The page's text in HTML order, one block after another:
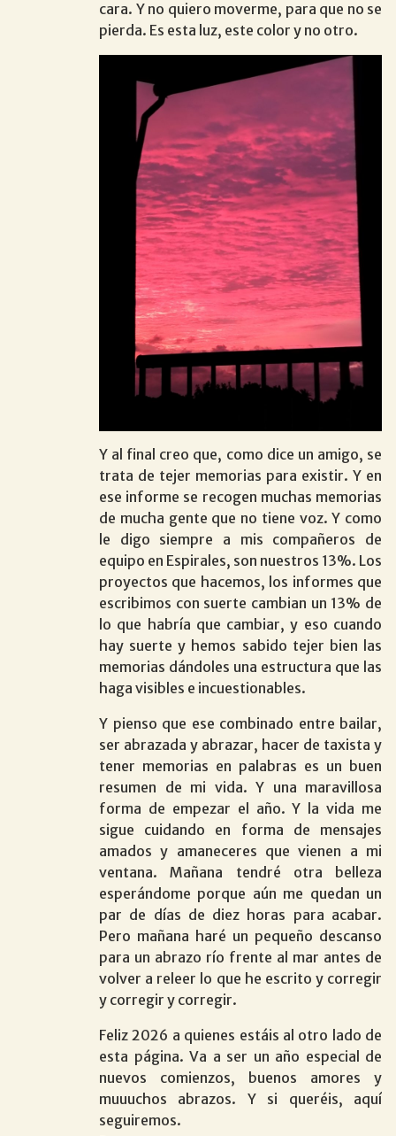
cara. Y no quiero moverme, para que no se
pierda. Es esta luz, este color y no otro.
Y al final creo que, como dice un amigo, se
trata de tejer memorias para existir. Y en
ese informe se recogen muchas memorias
de mucha gente que no tiene voz. Y como
le digo siempre a mis compañeros de
equipo en Espirales, son nuestros 13%. Los
proyectos que hacemos, los informes que
escribimos con suerte cambian un 13% de
lo que habría que cambiar, y eso cuando
hay suerte y hemos sabido tejer bien las
memorias dándoles una estructura que las
haga visibles e incuestionables.
Y pienso que ese combinado entre bailar,
ser abrazada y abrazar, hacer de taxista y
tener memorias en palabras es un buen
resumen de mi vida. Y una maravillosa
forma de empezar el año. Y la vida me
sigue cuidando en forma de mensajes
amados y amaneceres que vienen a mi
ventana. Mañana tendré otra belleza
esperándome porque aún me quedan un
par de días de diez horas para acabar.
Pero mañana haré un pequeño descanso
para un abrazo río frente al mar antes de
volver a releer lo que he escrito y corregir
y corregir y corregir.
Feliz 2026 a quienes estáis al otro lado de
esta página. Va a ser un año especial de
nuevos comienzos, buenos amores y
muuuchos abrazos. Y si queréis, aquí
seguiremos.